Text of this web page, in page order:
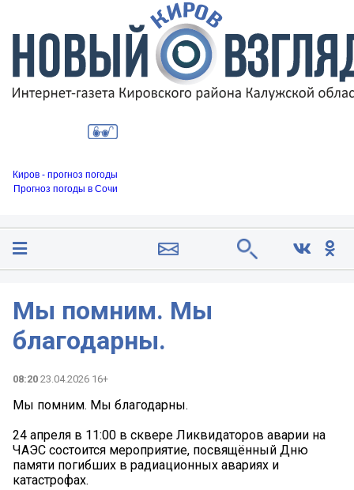
Киров - прогноз погоды
Прогноз погоды в Сочи
Мы помним. Мы
благодарны.
08:20 23.04.2026 16+
Мы помним. Мы благодарны.
24 апреля в 11:00 в сквере Ликвидаторов аварии на
ЧАЭС состоится мероприятие, посвящённый Дню
памяти погибших в радиационных авариях и
катастрофах.